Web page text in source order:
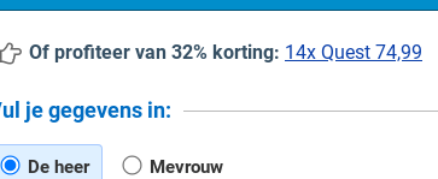
Of profiteer van 32% korting: 14x Quest 74,99
je gegevens in:
De heer Mevrouw